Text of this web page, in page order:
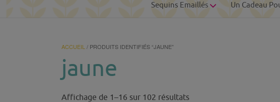
Sequins Emaillés Un Cadeau
ACCUEIL / PRODUITS IDENTIFIÉS “JAUNE”
jaune
Affichage de 1–16 sur 102 résultatsTrié